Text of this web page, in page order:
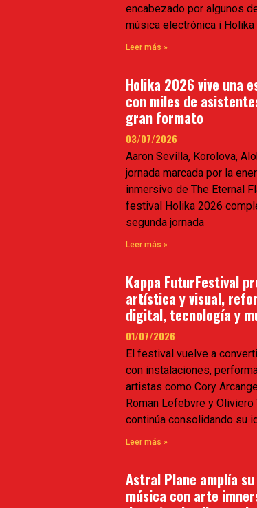
encabezado por algunos
música electrónica i Holika
Leer más »
Holika 2026 vive una
con miles de
gran formato
03/07/2026
Aaron Sevilla, Korolova,
jornada marcada por la
inmersivo de The Eternal
festival Holika 2026
segunda jornada
Leer más »
Kappa FuturFestival
artística y visual,
digital, tecnología y
01/07/2026
El festival vuelve a
con instalaciones,
artistas como Cory
Roman Lefebvre y
continúa consolidando su
Leer más »
Astral Plane amplía
música con arte